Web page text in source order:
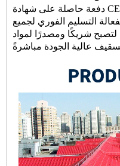
دفعة حاصلة على شهادة CE وتأتي مع ضمان شامل لمدة 25
التسليم الفوري لجميع
لتصبح شريكًا ومصدرًا لمواد